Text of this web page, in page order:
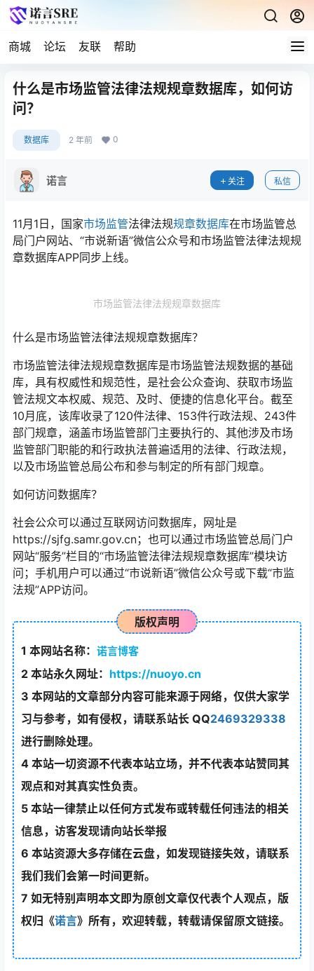
商城 论坛 友联 帮助
什么是市场监管法律法规规章数据库，如何访
问？
数据库 2 年前 0
诺言 关注 私信
11月1日，国家市场监管法律法规规章数据库在市场监管总
局门户网站、“市说新语”微信公众号和市场监管法律法规规
章数据库APP同步上线。
市场监管法律法规规章数据库
什么是市场监管法律法规规章数据库？
市场监管法律法规规章数据库是市场监管法规数据的基础
库，具有权威性和规范性，是社会公众查询、获取市场监
管法规文本权威、规范、及时、便捷的信息化平台。截至
10月底，该库收录了120件法律、153件行政法规、243件
部门规章，涵盖市场监管部门主要执行的、其他涉及市场
监管部门职能的和行政执法普遍适用的法律、行政法规，
以及市场监管总局公布和参与制定的所有部门规章。
如何访问数据库？
社会公众可以通过互联网访问数据库，网址是
https://sjfg.samr.gov.cn；也可以通过市场监管总局门户
网站“服务”栏目的“市场监管法律法规规章数据库”模块访
问；手机用户可以通过“市说新语”微信公众号或下载“市监
法规”APP访问。
版权声明
1 本网站名称： 诺言博客
2本站永久网址： https://nuoyo.cn
3 本网站的文章部分内容可能来源于网络，仅供大家学
习与参考，如有侵权，请联系站长 QQ2469329338
进行删除处理。
4本站一切资源不代表本站立场，并不代表本站赞同其
观点和对其真实性负责。
5本站一律禁止以任何方式发布或转载任何违法的相关
信息，访客发现请向站长举报
6 本站资源大多存储在云盘，如发现链接失效，请联系
我们我们会第一时间更新。
7 如无特别声明本文即为原创文章仅代表个人观点，版
权归《诺言》所有，欢迎转载，转载请保留原文链接。